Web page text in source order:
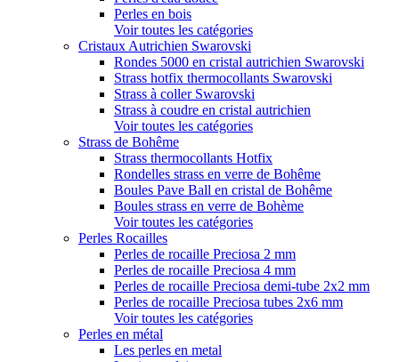
Perles en bois
Voir toutes les catégories
Cristaux Autrichien Swarovski
Rondes 5000 en cristal autrichien Swarovski
Strass hotfix thermocollants Swarovski
Strass à coller Swarovski
Strass à coudre en cristal autrichien
Voir toutes les catégories
Strass de Bohême
Strass thermocollants Hotfix
Rondelles strass en verre de Bohême
Boules Pave Ball en cristal de Bohême
Boules strass en verre de Bohème
Voir toutes les catégories
Perles Rocailles
Perles de rocaille Preciosa 2 mm
Perles de rocaille Preciosa 4 mm
Perles de rocaille Preciosa demi-tube 2x2 mm
Perles de rocaille Preciosa tubes 2x6 mm
Voir toutes les catégories
Perles en métal
Les perles en metal